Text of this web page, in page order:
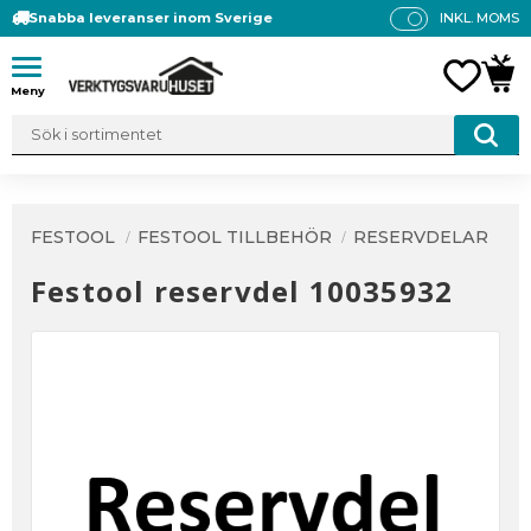
Meny
Snabba leveranser inom Sverige
P
A
INKL. MOMS
FESTOOL FESTOOL TILLBEHÖR RESERVDELAR
Festool reservdel 10035932